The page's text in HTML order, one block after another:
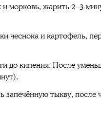
морковь, жарить 2–3
чеснока и картофель,
до кипения. После
запечённую тыкву,